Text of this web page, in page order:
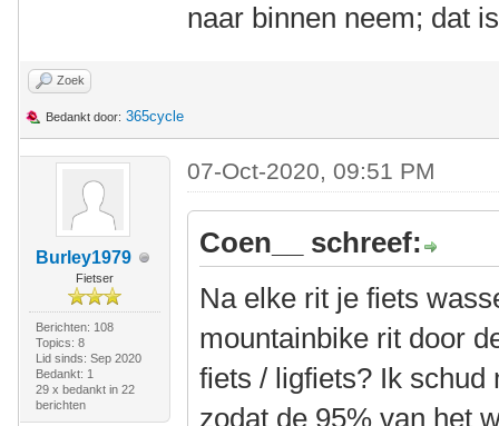
naar binnen neem; dat
Zoek
Bedankt door: 365cycle
Burley1979
Fietser
Berichten: 108
Topics: 8
Lid sinds: Sep 2020
Bedankt: 1
29 x bedankt in 22
berichten
07-Oct-2020, 09:51 PM
Coen__ schreef:
Na elke rit je fiets
mountainbike rit door
fiets / ligfiets? Ik schud
zodat de 95% van het